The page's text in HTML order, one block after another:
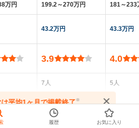
万円 199.2～270万円
43.2万円
3.9
7人
5ドア
181～233
43.3万円
4.0
5人
5ドア
▼ 全てを表示する
平均1ヶ月で掲載終了※
前にお問い合わせください
履歴 お気に入り